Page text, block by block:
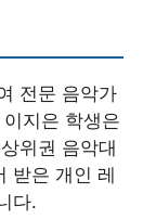
전문 음악가
지은 학생은
위권 음악대
받은 개인 레
다.